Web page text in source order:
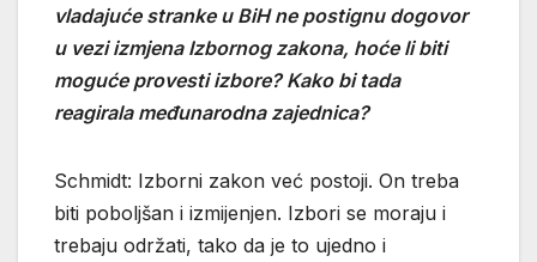
vladajuće stranke u BiH ne postignu dogovor
u vezi izmjena Izbornog zakona, hoće li biti
moguće provesti izbore? Kako bi tada
reagirala međunarodna zajednica?
Schmidt: Izborni zakon već postoji. On treba
biti poboljšan i izmijenjen. Izbori se moraju i
trebaju održati, tako da je to ujedno i